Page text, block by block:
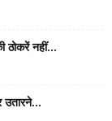
ठोकरें नहीं...
उतारने...